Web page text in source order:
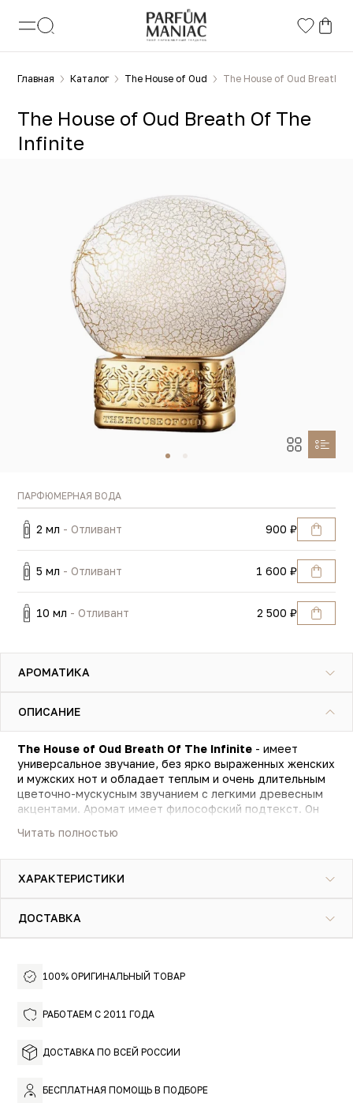
Главная Каталог The House of Oud The House of Oud Breath
100% ОРИГИНАЛЬНЫЙ ТОВАР
РАБОТАЕМ С 2011 ГОДА
ДОСТАВКА ПО ВСЕЙ РОССИИ
БЕСПЛАТНАЯ ПОМОЩЬ В ПОДБОРЕ
The House of Oud Breath Of The
Infinite
ПАРФЮМЕРНАЯ ВОДА
2 мл - Отливант 900 ₽
5 мл - Отливант 1 600 ₽
10 мл - Отливант 2 500 ₽
АРОМАТИКА
ОПИСАНИЕ
The House of Oud Breath Of The Infinite - имеет
универсальное звучание, без ярко выраженных женских
и мужских нот и обладает теплым и очень длительным
цветочно-мускусным звучанием с легкими древесным
акцентами. Аромат имеет философский подтекст. Он
объединить духовность со своими внутренними
Читать полностью
ХАРАКТЕРИСТИКИ
ДОСТАВКА